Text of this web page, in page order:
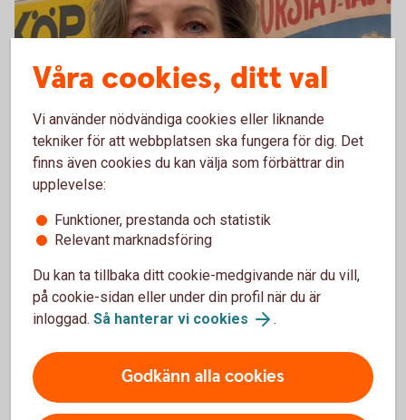
Majblomman
Majblomman är en ideell barnrättsorganisation som
Genom att dela ut ekonomiskt stöd, påverka beslut
och finansiera forskning ger vi barn i Sverige det de
har rätt till. Pengarna som Majblomman får från
skor, jackor och möjligheten till fritidsaktiviteter som
att spela fotboll eller lära sig spela instrument.
Våra cookies, ditt val
Vi använder nödvändiga cookies eller liknande
tekniker för att webbplatsen ska fungera för dig. Det
finns även cookies du kan välja som förbättrar din
upplevelse:
Funktioner, prestanda och statistik
Relevant marknadsföring
Du kan ta tillbaka ditt cookie-medgivande när du vill,
på cookie-sidan eller under din profil när du är
inloggad. Så hanterar vi cookies .
Godkänn alla cookies